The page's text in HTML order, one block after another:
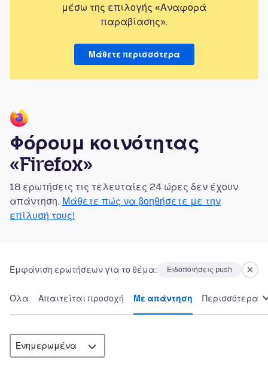
μέσω της επιλογής «Αναφορά
παραβίασης».
Μάθετε περισσότερα
Φόρουμ κοινότητας
«Firefox»
18 ερωτήσεις τις τελευταίες 24 ώρες δεν έχουν
απάντηση. Μάθετε πώς να βοηθήσετε με την
επίλυσή τους!
Εμφάνιση ερωτήσεων για το θέμα: Ειδοποιήσεις push
Όλα Απαιτείται προσοχή Με απάντηση Περισσότερα